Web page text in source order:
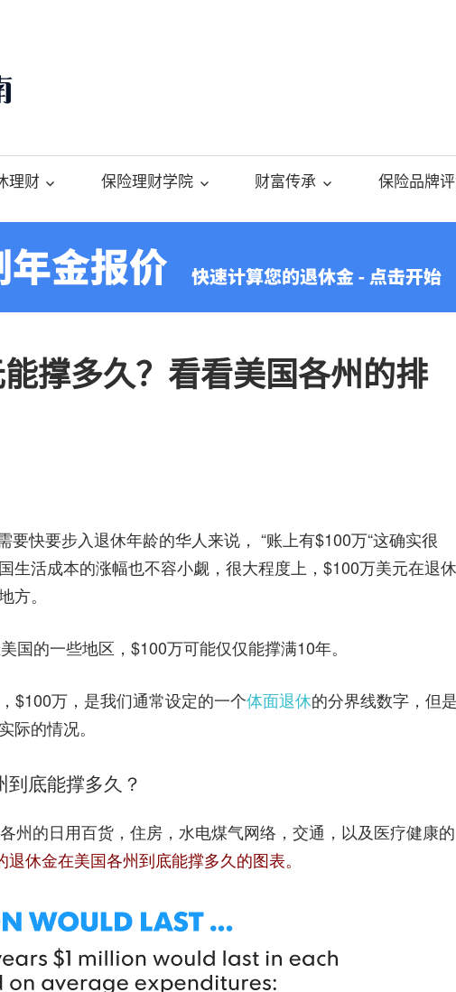
国
人
寿
保
南
©️
理财 保险理财学院 财富传承 保险品牌评
撑多久？看看美国各州的排
要快要步入退休年龄的华人来说， “账上有$100万“这确实很
生活成本的涨幅也不容小觑，很大程度上，$100万美元在退休
方。
国的一些地区，$100万可能仅仅能撑满10年。
$100万，是我们通常设定的一个体面退休的分界线数字，但是
际的情况。
底能撑多久？
州的日用百货，住房，水电煤气网络，交通，以及医疗健康的
退休金在美国各州到底能撑多久的图表。